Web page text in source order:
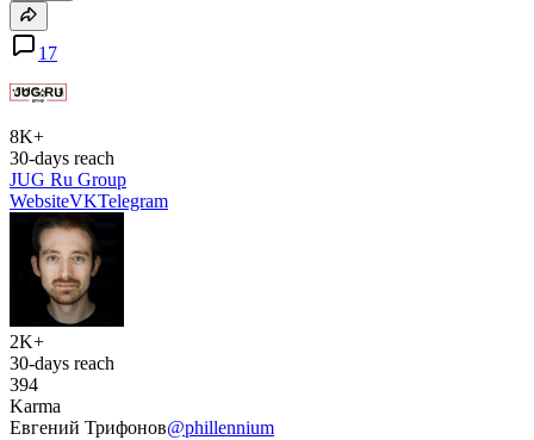
17
8K+
30-days reach
JUG Ru Group
WebsiteVKTelegram
2K+
30-days reach
394
Karma
Евгений Трифонов@phillennium